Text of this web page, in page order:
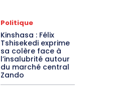
Politique
Kinshasa : Félix
Tshisekedi exprime
sa colère face à
l’insalubrité autour
du marché central
Zando